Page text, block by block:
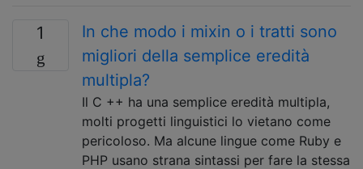
1
In che modo i mixin o i tratti sono
migliori della semplice eredità
multipla?
Il C ++ ha una semplice eredità multipla,
molti progetti linguistici lo vietano come
pericoloso. Ma alcune lingue come Ruby e
PHP usano strana sintassi per fare la stessa